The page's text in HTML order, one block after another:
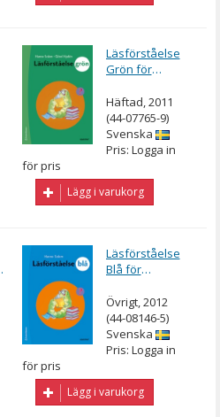
Läsförståelse
Grön för
Häftad, 2011
(44-07765-9)
Svenska
Pris: Logga in
för pris
Lägg i varukorg
Läsförståelse
Blå för
Övrigt, 2012
(44-08146-5)
Svenska
Pris: Logga in
för pris
Lägg i varukorg